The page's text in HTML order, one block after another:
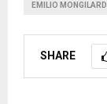
EMILIO MONGILARDI
SHARE